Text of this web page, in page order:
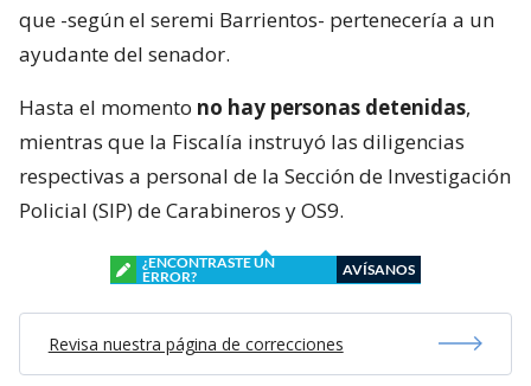
que -según el seremi Barrientos- pertenecería a un
ayudante del senador.
Hasta el momento no hay personas detenidas,
mientras que la Fiscalía instruyó las diligencias
respectivas a personal de la Sección de Investigación
Policial (SIP) de Carabineros y OS9.
¿ENCONTRASTE UN
ERROR?
AVÍSANOS
Revisa nuestra página de correcciones